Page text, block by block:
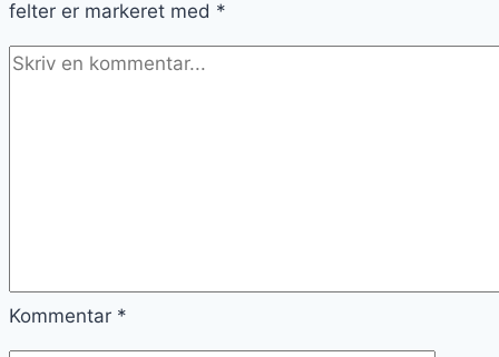
felter er markeret med *
Kommentar *